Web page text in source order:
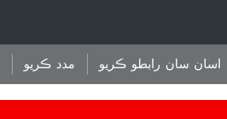
مدد ڪريو اسان سان رابطو ڪريو